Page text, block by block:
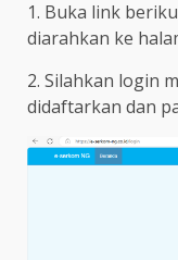
1. Buka link
diarahkan ke
2. Silahkan login
didaftarkan dan